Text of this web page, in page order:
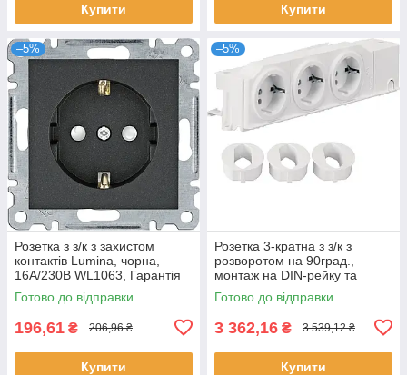
Купити Купити
–5%
Розетка з з/к з захистом
контактів Lumina, чорна,
16А/230В WL1063, Гарантія
Готово до відправки
196,61 ₴ 206,96 ₴
Купити
–5%
Розетка 3-кратна з з/к з
розворотом на 90град.,
монтаж на DIN-рейку та
плиту VZ00AS, Гарантія
Готово до відправки
3 362,16 ₴ 3 539,12 ₴
Купити